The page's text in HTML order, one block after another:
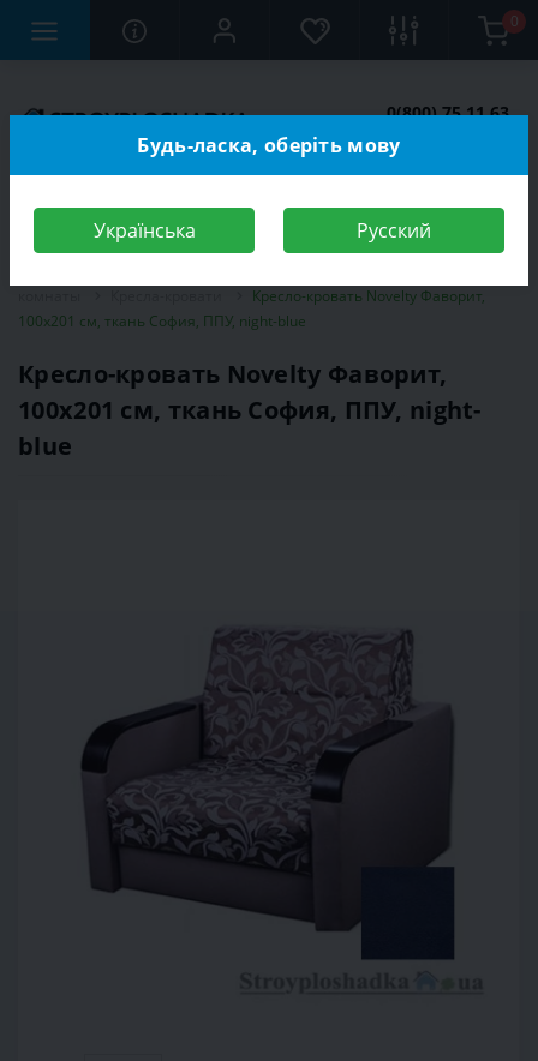
0
0(800) 75 11 63
Кресло-кровать Novelty Фаворит,
100х201 см, ткань София, ППУ, night-blue
Кресло-кровать Novelty Фаворит,
100х201 см, ткань София, ППУ, night-
blue
Будь-ласка, оберіть мову
Українська Русский